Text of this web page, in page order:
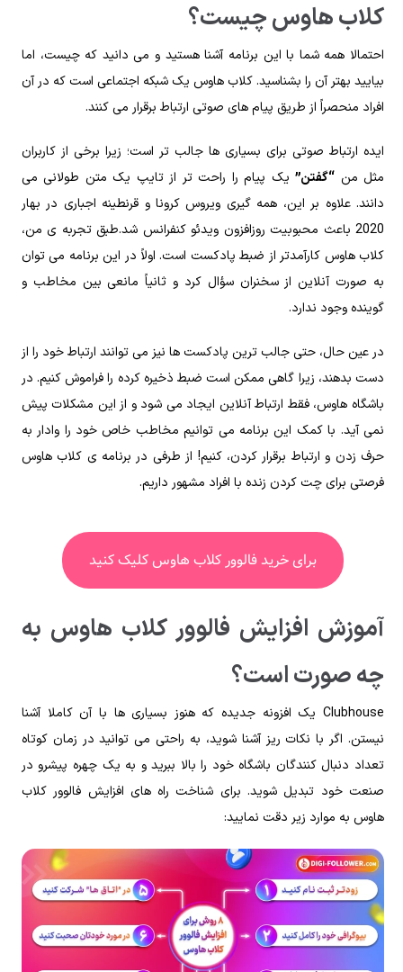
کلاب هاوس چیست؟
احتمالا همه شما با این برنامه آشنا هستید و می دانید که چیست، اما
بیایید بهتر آن را بشناسید. کلاب هاوس یک شبکه اجتماعی است که در آن
افراد منحصراً از طریق پیام های صوتی ارتباط برقرار می کنند.
ایده ارتباط صوتی برای بسیاری ها جالب تر است؛ زیرا برخی از کاربران
مثل من “گفتن”یک پیام را راحت تر از تایپ یک متن طولانی می
دانند. علاوه بر این، همه گیری ویروس کرونا و قرنطینه اجباری در بهار
2020 باعث محبوبیت روزافزون ویدئو کنفرانس شد.طبق تجربه ی من،
کلاب هاوس کارآمدتر از ضبط پادکست است. اولاً در این برنامه می توان
به صورت آنلاین از سخنران سؤال کرد و ثانیاً مانعی بین مخاطب و
گوینده وجود ندارد.
در عین حال، حتی جالب ترین پادکست ها نیز می توانند ارتباط خود را از
دست بدهند، زیرا گاهی ممکن است ضبط ذخیره کرده را فراموش کنیم. در
باشگاه هاوس، فقط ارتباط آنلاین ایجاد می شود و از این مشکلات پیش
نمی آید. با کمک این برنامه می توانیم مخاطب خاص خود را وادار به
حرف زدن و ارتباط برقرار کردن، کنیم! از طرفی در برنامه ی کلاب هاوس
فرصتی برای چت کردن زنده با افراد مشهور داریم.
برای خرید فالوور کلاب هاوس کلیک کنید
آموزش افزایش فالوور کلاب هاوس به
چه صورت است؟
Clubhouse یک افزونه جدیده که هنوز بسیاری ها با آن کاملا آشنا
نیستن. اگر با نکات ریز آشنا شوید، به راحتی می توانید در زمان کوتاه
تعداد دنبال کنندگان باشگاه خود را بالا ببرید و به یک چهره پیشرو در
صنعت خود تبدیل شوید. برای شناخت راه های افزایش فالوور کلاب
هاوس به موارد زیر دقت نمایید: